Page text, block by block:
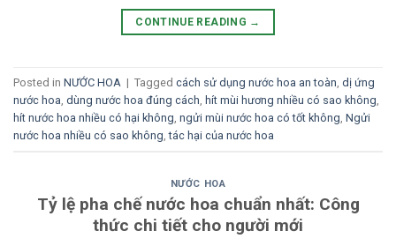
CONTINUE READING →
Posted in NƯỚC HOA | Tagged cách sử dụng nước hoa an toàn dị ứng
nước hoa dùng nước hoa đúng cách hít mùi hương nhiều có sao không
hít nước hoa nhiều có hại không ngửi mùi nước hoa có tốt không Ngửi
nước hoa nhiều có sao không ,tác hại của nước hoa
NƯỚC HOA
Tỷ lệ pha chế nước hoa chuẩn nhất: Công
thức chi tiết cho người mới